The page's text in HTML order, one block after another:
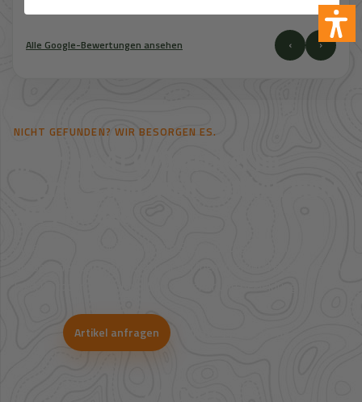
Alle Google-Bewertungen ansehen ‹ ›
NICHT GEFUNDEN? WIR BESORGEN ES.
Artikel anfragen